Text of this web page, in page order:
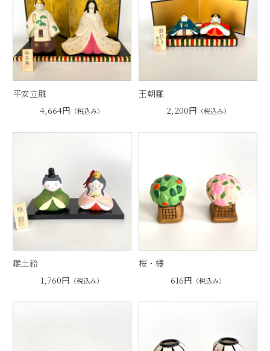
平安立雛
4,664円 （税込み）
王朝雛
2,200円 （税込み）
雛土鈴
1,760円 （税込み）
桜・橘
616円 （税込み）